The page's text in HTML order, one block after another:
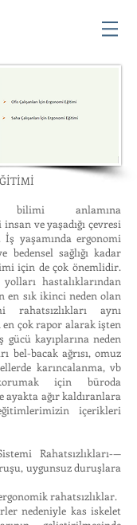
anlamına
ve yaşadığı çevresi
yaşamında ergonomi
bedensel sağlığı kadar
için de çok önemlidir.
hastalıklarından
en sık ikinci neden olan
aynı
en çok rapor alarak işten
gücü kayıplarına neden
bel-bacak ağrısı, omuz
ellerde karıncalanma, vb
için büroda
ağır kaldıranlara
içerikleri
Rahatsızlıkları-—
uygunsuz duruşlara
rahatsızlıklar.
nedeniyle kas iskelet